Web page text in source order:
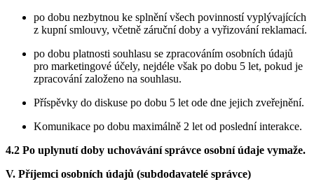
po dobu nezbytnou ke splnění všech povinností vyplývajících
z kupní smlouvy, včetně záruční doby a vyřizování reklamací.
po dobu platnosti souhlasu se zpracováním osobních údajů
pro marketingové účely, nejdéle však po dobu 5 let, pokud je
zpracování založeno na souhlasu.
Příspěvky do diskuse po dobu 5 let ode dne jejich zveřejnění.
Komunikace po dobu maximálně 2 let od poslední interakce.
4.2 Po uplynutí doby uchovávání správce osobní údaje vymaže.
V. Příjemci osobních údajů (subdodavatelé správce)